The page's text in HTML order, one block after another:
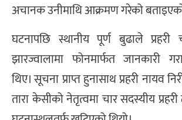
अचानक उनीमाथि आक्रमण गरेको
घटनापछि स्थानीय पूर्ण बुढाले प्रहरी
झारज्वालामा फोनमार्फत जानकारी
थिए। सूचना प्राप्त हुनासाथ प्रहरी नायव
तारा केसीको नेतृत्वमा चार सदस्यीय प्रहरी